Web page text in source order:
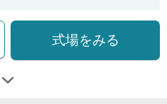
式場をみる